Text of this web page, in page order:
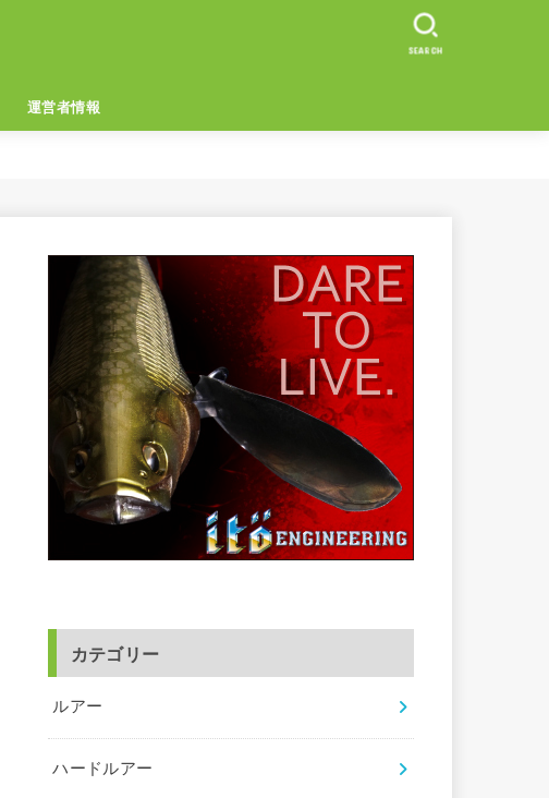
運営者情報
SEARCH
カテゴリー
ルアー
ハードルアー